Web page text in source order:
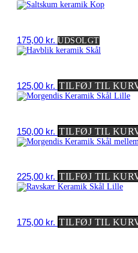
175,00 kr. UDSOLGT
125,00 kr. TILFØJ TIL
150,00 kr. TILFØJ TIL
225,00 kr. TILFØJ TIL
175,00 kr. TILFØJ TIL